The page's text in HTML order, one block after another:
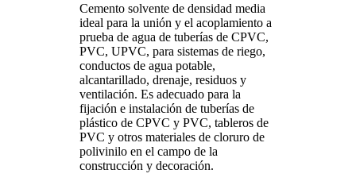
Cemento solvente de densidad media
ideal para la unión y el acoplamiento a
prueba de agua de tuberías de CPVC,
PVC, UPVC, para sistemas de riego,
conductos de agua potable,
alcantarillado, drenaje, residuos y
ventilación. Es adecuado para la
fijación e instalación de tuberías de
plástico de CPVC y PVC, tableros de
PVC y otros materiales de cloruro de
polivinilo en el campo de la
construcción y decoración.